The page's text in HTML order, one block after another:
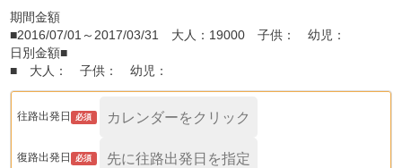
期間金額
■2016/07/01～2017/03/31 大人：19000 子供： 幼児：
日別金額■
■ 大人： 子供： 幼児：
往路出発日 必須
復路出発日 必須